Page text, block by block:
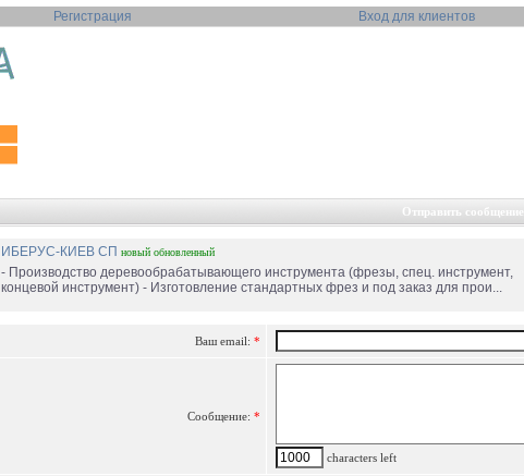
Регистрация Вход для клиентов
Отправить сообщение
ИБЕРУС-КИЕВ СП новый обновленный
- Производство деревообрабатывающего инструмента (фрезы, спец. инструмент,
концевой инструмент) - Изготовление стандартных фрез и под заказ для прои...
Ваш email: *
Сообщение: *
characters left